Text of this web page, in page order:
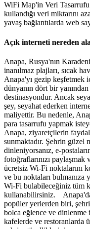
WiFi Map'in Veri Tasarrufu
kullandığı veri miktarını
yavaş bağlantılarda web
Açık interneti nereden
Anapa, Rusya'nın
inanılmaz plajları, sıcak
Anapa'yı gezip keşfetmek
dünyanın dört bir
destinasyondur. Ancak
şey, seyahat ederken
maliyettir. Bu nedenle,
para tasarrufu yapmak
Anapa, ziyaretçilerin
sunmaktadır. Şehrin güzel
dinleniyorsanız, e-
fotoğraflarınızı
ücretsiz Wi-Fi noktalarını
ve bu noktaları bulmanıza
Wi-Fi bulabileceğiniz tüm
kullanabilirsiniz.
popüler yerlerden biri,
bolca eğlence ve dinlenme
kafelerde ve restoranlarda